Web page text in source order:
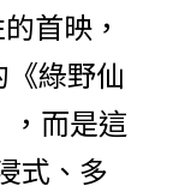
首映，
綠野仙
，而是這
式、多